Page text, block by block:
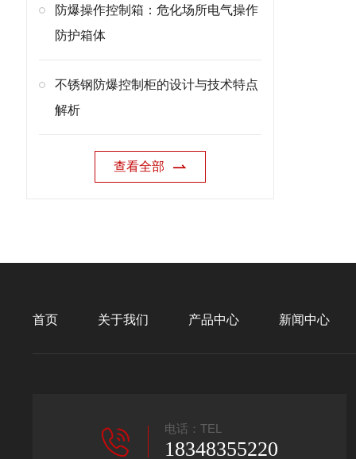
防爆操作控制箱：危化场所电气操作
防护箱体
不锈钢防爆控制柜的设计与技术特点
解析
查看全部
首页 关于我们 产品中心 新闻中心
电话：TEL
18348355220